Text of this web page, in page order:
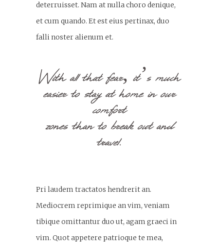
deterruisset. Nam at nulla choro denique,
et cum quando. Et est eius pertinax, duo
falli noster alienum et.
With all that fear, it’s much
easier to stay at home in our
comfort
zones than to break out and
travel.
Pri laudem tractatos hendrerit an.
Mediocrem reprimique an vim, veniam
tibique omittantur duo ut, agam graeci in
vim. Quot appetere patrioque te mea,